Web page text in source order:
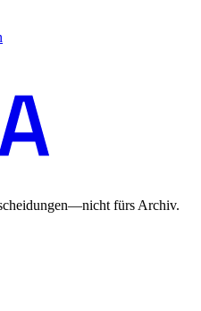
fürs Archiv.